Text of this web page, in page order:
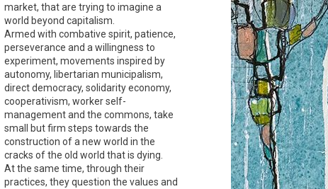
market, that are trying to imagine a
world beyond capitalism.
Armed with combative spirit, patience,
perseverance and a willingness to
experiment, movements inspired by
autonomy, libertarian municipalism,
direct democracy, solidarity economy,
cooperativism, worker self-
management and the commons, take
small but firm steps towards the
construction of a new world in the
cracks of the old world that is dying.
At the same time, through their
practices, they question the values and